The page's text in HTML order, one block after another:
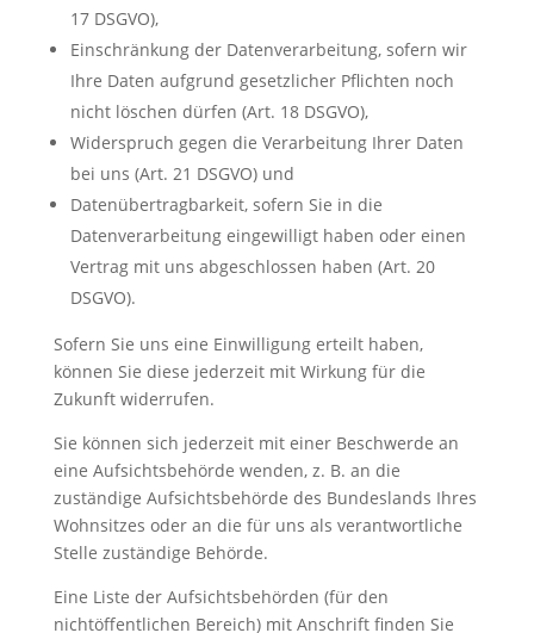
17 DSGVO),
Einschränkung der Datenverarbeitung, sofern wir
Ihre Daten aufgrund gesetzlicher Pflichten noch
nicht löschen dürfen (Art. 18 DSGVO),
Widerspruch gegen die Verarbeitung Ihrer Daten
bei uns (Art. 21 DSGVO) und
Datenübertragbarkeit, sofern Sie in die
Datenverarbeitung eingewilligt haben oder einen
Vertrag mit uns abgeschlossen haben (Art. 20
DSGVO).
Sofern Sie uns eine Einwilligung erteilt haben,
können Sie diese jederzeit mit Wirkung für die
Zukunft widerrufen.
Sie können sich jederzeit mit einer Beschwerde an
eine Aufsichtsbehörde wenden, z. B. an die
zuständige Aufsichtsbehörde des Bundeslands Ihres
Wohnsitzes oder an die für uns als verantwortliche
Stelle zuständige Behörde.
Eine Liste der Aufsichtsbehörden (für den
nichtöffentlichen Bereich) mit Anschrift finden Sie